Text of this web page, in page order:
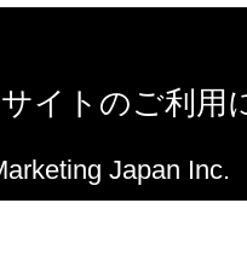
ることはできません
てはなりません。
定める場合を除き、
中にハングアップし
への変更点
サイトのご利用
Japan Inc.